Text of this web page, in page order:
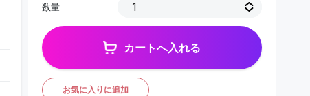
数量
カートへ入れる
お気に入りに追加